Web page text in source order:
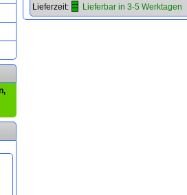
Lieferzeit:
Lieferbar in 3-5 Werktagen